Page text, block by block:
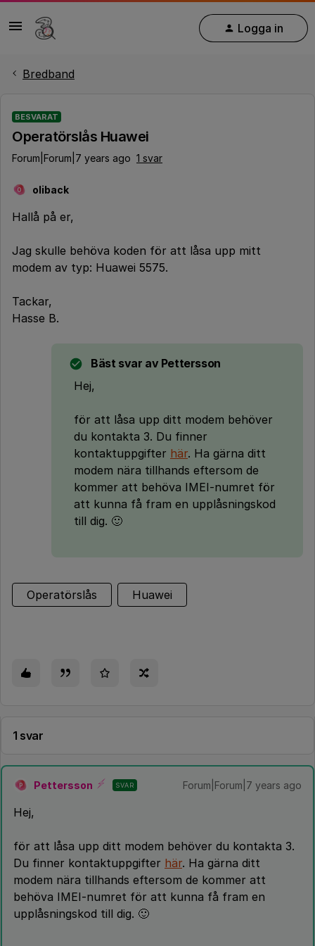
Logga in
Bredband
BESVARAT
Operatörslås Huawei
Forum|Forum|7 years ago 1 svar
O oliback
Hallå på er,
Jag skulle behöva koden för att låsa upp mitt
modem av typ: Huawei 5575.
Tackar,
Hasse B.
Bäst svar av Pettersson
Hej,
för att låsa upp ditt modem behöver
du kontakta 3. Du finner
kontaktuppgifter här. Ha gärna ditt
modem nära tillhands eftersom de
kommer att behöva IMEI-numret för
att kunna få fram en upplåsningskod
till dig. 🙂
Operatörslås Huawei
1 svar
P Pettersson SVAR Forum|Forum|7 years ago
Hej,
för att låsa upp ditt modem behöver du kontakta 3.
Du finner kontaktuppgifter här. Ha gärna ditt
modem nära tillhands eftersom de kommer att
behöva IMEI-numret för att kunna få fram en
upplåsningskod till dig. 🙂